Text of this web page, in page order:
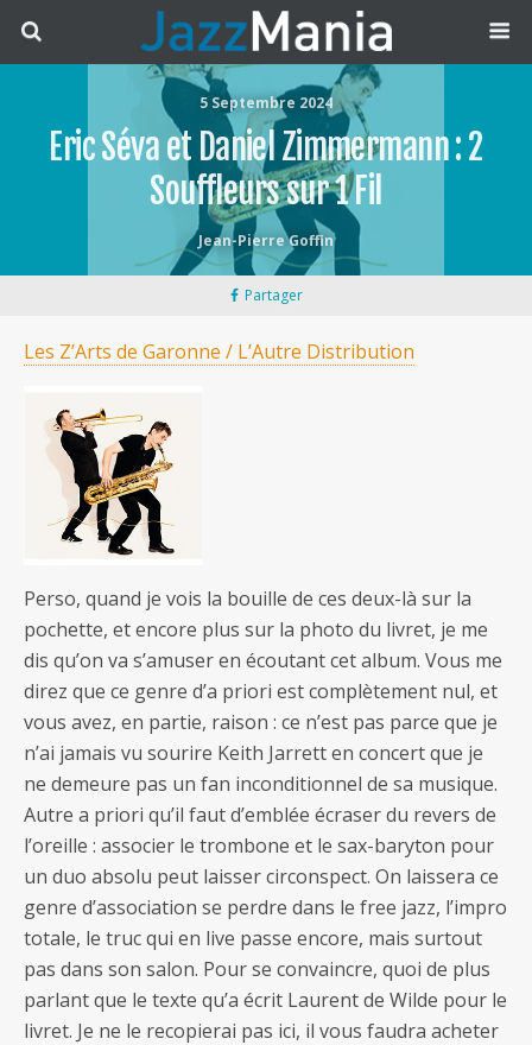
5 Septembre 2024
Eric Séva et Daniel Zimmermann : 2
Souffleurs sur 1 Fil
Jean-Pierre Goffin
Partager
Les Z’Arts de Garonne / L’Autre Distribution
Perso, quand je vois la bouille de ces deux-là sur la
pochette, et encore plus sur la photo du livret, je me
dis qu’on va s’amuser en écoutant cet album. Vous me
direz que ce genre d’a priori est complètement nul, et
vous avez, en partie, raison : ce n’est pas parce que je
n’ai jamais vu sourire Keith Jarrett en concert que je
ne demeure pas un fan inconditionnel de sa musique.
Autre a priori qu’il faut d’emblée écraser du revers de
l’oreille : associer le trombone et le sax-baryton pour
un duo absolu peut laisser circonspect. On laissera ce
genre d’association se perdre dans le free jazz, l’impro
totale, le truc qui en live passe encore, mais surtout
pas dans son salon. Pour se convaincre, quoi de plus
parlant que le texte qu’a écrit Laurent de Wilde pour le
livret. Je ne le recopierai pas ici, il vous faudra acheter